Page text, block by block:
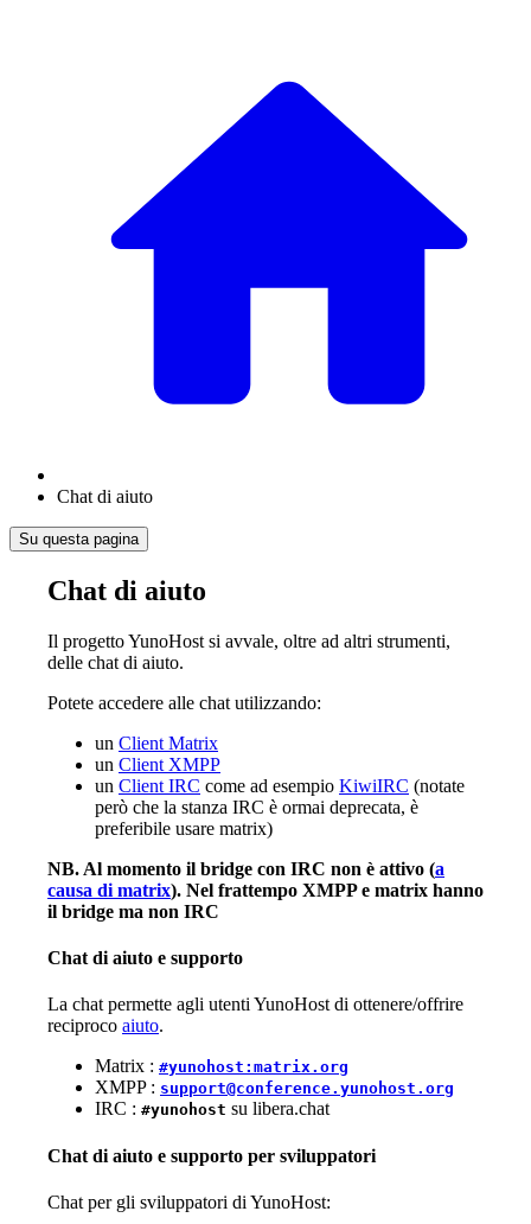
Chat di aiuto
Su questa pagina
Chat di aiuto
Il progetto YunoHost si avvale, oltre ad altri strumenti,
delle chat di aiuto.
Potete accedere alle chat utilizzando:
un Client Matrix
un Client XMPP
un Client IRC come ad esempio KiwiIRC (notate
però che la stanza IRC è ormai deprecata, è
preferibile usare matrix)
NB. Al momento il bridge con IRC non è attivo (a
causa di matrix). Nel frattempo XMPP e matrix hanno
il bridge ma non IRC
Chat di aiuto e supporto
La chat permette agli utenti YunoHost di ottenere/offrire
reciproco aiuto.
Matrix : #yunohost:matrix.org
XMPP : support@conference.yunohost.org
IRC : #yunohost su libera.chat
Chat di aiuto e supporto per sviluppatori
Chat per gli sviluppatori di YunoHost: